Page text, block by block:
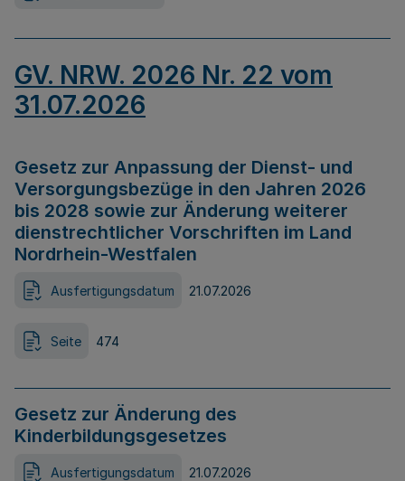
GV. NRW. 2026 Nr. 22 vom
31.07.2026
Gesetz zur Anpassung der Dienst- und
Versorgungsbezüge in den Jahren 2026
bis 2028 sowie zur Änderung weiterer
dienstrechtlicher Vorschriften im Land
Nordrhein-Westfalen
Ausfertigungsdatum 21.07.2026
Seite 474
Gesetz zur Änderung des
Kinderbildungsgesetzes
Ausfertigungsdatum 21.07.2026